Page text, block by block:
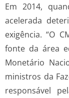
Em 2014,
acelerada
exigência. “O
fonte da área
Monetário
ministros da
responsável